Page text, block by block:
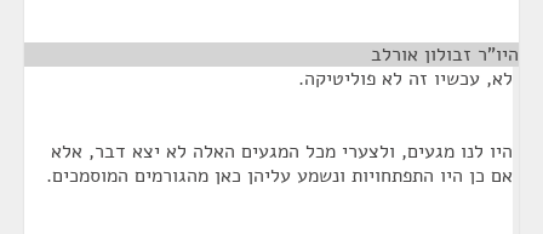
היו"ר זבולון אורלב
לא, עכשיו זה לא פוליטיקה.
היו לנו מגעים, ולצערי מכל המגעים האלה לא יצא דבר, אלא
אם כן היו התפתחויות ונשמע עליהן כאן מהגורמים המוסמכים.